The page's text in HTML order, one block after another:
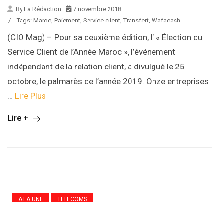
By La Rédaction
7 novembre 2018
/
Tags: Maroc Paiement Service client Transfert Wafacash
(CIO Mag) – Pour sa deuxième édition, l’ « Élection du
Service Client de l’Année Maroc », l’événement
indépendant de la relation client, a divulgué le 25
octobre, le palmarès de l’année 2019. Onze entreprises
… Lire Plus
Lire +
A LA UNE TELECOMS